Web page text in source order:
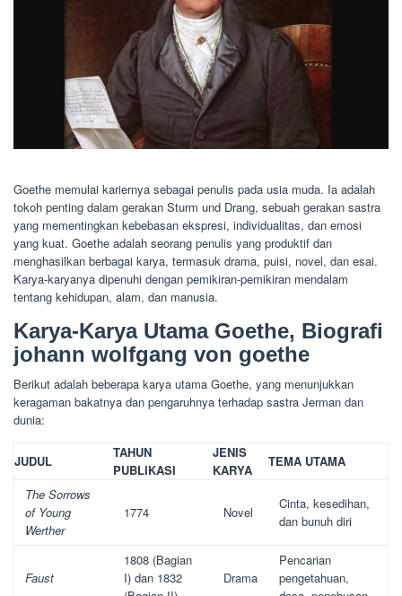
Goethe memulai kariernya sebagai penulis pada usia muda. Ia adalah
tokoh penting dalam gerakan Sturm und Drang, sebuah gerakan sastra
yang mementingkan kebebasan ekspresi, individualitas, dan emosi
yang kuat. Goethe adalah seorang penulis yang produktif dan
menghasilkan berbagai karya, termasuk drama, puisi, novel, dan esai.
Karya-karyanya dipenuhi dengan pemikiran-pemikiran mendalam
tentang kehidupan, alam, dan manusia.
Karya-Karya Utama Goethe, Biografi
johann wolfgang von goethe
Berikut adalah beberapa karya utama Goethe, yang menunjukkan
keragaman bakatnya dan pengaruhnya terhadap sastra Jerman dan
dunia:
JUDUL
TAHUN
PUBLIKASI
JENIS
KARYA
TEMA UTAMA
The Sorrows
of Young
Werther
1774 Novel
Cinta, kesedihan,
dan bunuh diri
Faust
1808 (Bagian
I) dan 1832
Drama
Pencarian
pengetahuan,